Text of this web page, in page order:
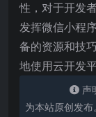
性，对于开发
发挥微信小程
备的资源和技
地使用云开发平
声
为本站原创发